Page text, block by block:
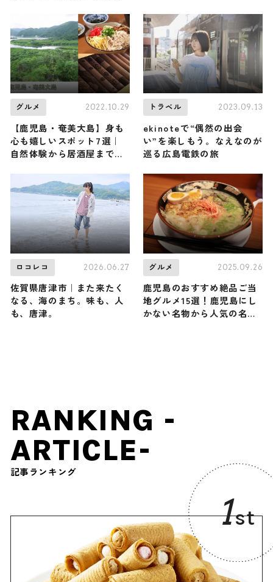
グルメ 2022.10.29
【鹿児島・奄美大島】身も
心も嬉しいスポット7選｜
自然体験から居酒屋までご
トラベル 2023.09.13
ekinoteで“偶然の出会
い”を楽しもう。なえなのが
巡る広島電鉄の旅
ロコレコ 2026.06.27
佐賀県唐津市｜また来たく
なる、海のまち。味も、人
も、唐津。
グルメ 2025.09.26
鹿児島のおすすめ絶品ご当
地グルメ15選！鹿児島にし
かない名物から人気の名店
RANKING -
ARTICLE-
記事ランキング
1st